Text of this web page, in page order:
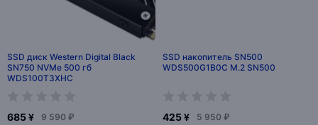
SSD диск Western Digital Black
SN750 NVMe 500 гб
WDS100T3XHC
685 ¥ 9 590 ₽
SSD накопитель SN500
WDS500G1B0C M.2 SN500
425 ¥ 5 950 ₽